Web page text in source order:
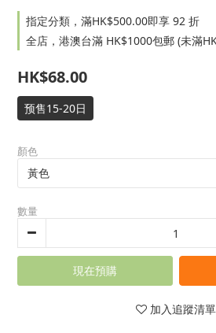
指定分類，滿HK$500.00即享 92 折
全店，港澳台滿 HK$1000包郵 (未滿
HK$68.00
预售15-20日
顏色
數量
現在預購
加入追蹤清單